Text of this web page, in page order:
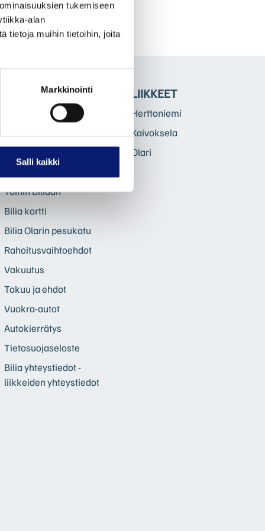
tukemiseen
alan
tietoja muihin tietoihin, joita
Markkinointi
Salli kaikki
Palaute Bilialle
Töihin Biliaan
Bilia kortti
Bilia Olarin pesukatu
Rahoitusvaihtoehdot
Vakuutus
Takuu ja ehdot
Vuokra-autot
Autokierrätys
Tietosuojaseloste
Bilia yhteystiedot -
liikkeiden yhteystiedot
LIIKKEET
Herttoniemi
Kaivoksela
Olari